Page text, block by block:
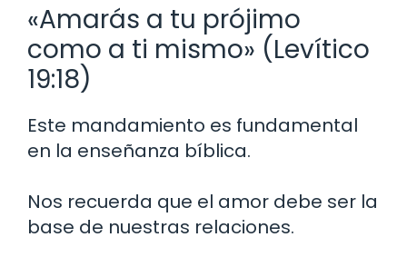
«Amarás a tu prójimo
como a ti mismo» (Levítico
19:18)
Este mandamiento es fundamental
en la enseñanza bíblica.
Nos recuerda que el amor debe ser la
base de nuestras relaciones.